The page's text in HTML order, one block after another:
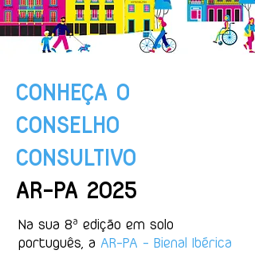
CONHEÇA O
CONSELHO
CONSULTIVO
AR-PA 2O25
Na sua 8ª edição em solo
português, a AR-PA - Bienal Ibérica